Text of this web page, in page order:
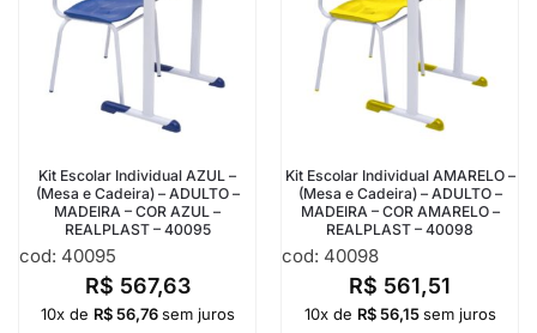
Kit Escolar Individual AZUL –
(Mesa e Cadeira) – ADULTO –
MADEIRA – COR AZUL –
REALPLAST – 40095
cod: 40095
R$ 567,63
10x de R$56,76 sem juros
Kit Escolar Individual AMARELO –
(Mesa e Cadeira) – ADULTO –
MADEIRA – COR AMARELO –
REALPLAST – 40098
cod: 40098
R$ 561,51
10x de R$56,15 sem juros